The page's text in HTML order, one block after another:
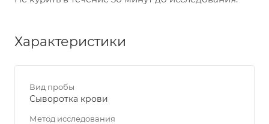
Характеристики
Вид пробы
Сыворотка крови
Метод исследования